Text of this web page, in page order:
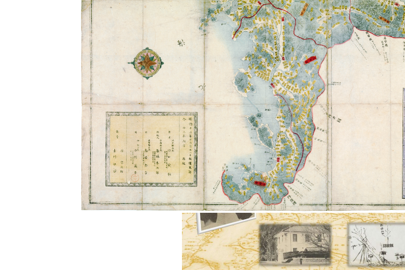
所蔵資料について
特定歴史公文書、行政資料等
資料の探し方
検索システムの利用方法
デジタル展示
過去の展示資料
資料目録
エクセル形式の旧目録
学校連携
授業活用のための資料画像等
県史編さん
滋賀県史の編さん
大正時代の出発と湖国の発展―新聞でた
会―
展示期間 令和7年1月27日（月）～令和7年5月22日（木）